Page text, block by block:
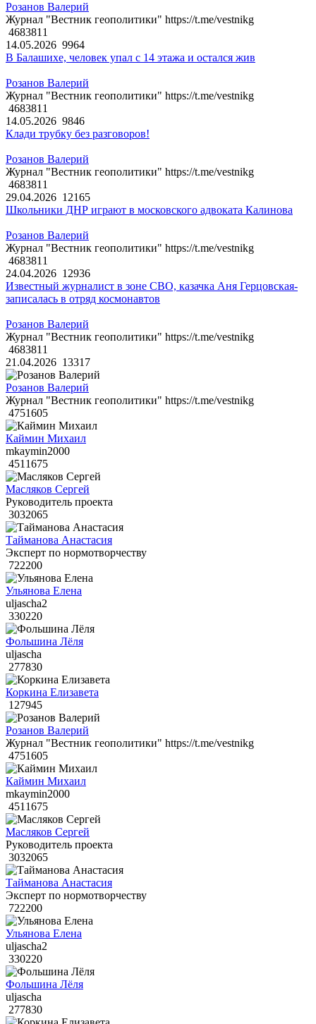
Розанов Валерий
Журнал "Вестник геополитики" https://t.me/vestnikg
4683811
14.05.2026 9964
В Балашихе, человек упал с 14 этажа и остался жив
Розанов Валерий
Журнал "Вестник геополитики" https://t.me/vestnikg
4683811
14.05.2026 9846
Клади трубку без разговоров!
Розанов Валерий
Журнал "Вестник геополитики" https://t.me/vestnikg
4683811
29.04.2026 12165
Школьники ДНР играют в московского адвоката Калинова
Розанов Валерий
Журнал "Вестник геополитики" https://t.me/vestnikg
4683811
24.04.2026 12936
Известный журналист в зоне СВО, казачка Аня Герцовская-
записалась в отряд космонавтов
Розанов Валерий
Журнал "Вестник геополитики" https://t.me/vestnikg
4683811
21.04.2026 13317
Розанов Валерий
Журнал "Вестник геополитики" https://t.me/vestnikg
4751605
Каймин Михаил
mkaymin2000
4511675
Масляков Сергей
Руководитель проекта
3032065
Тайманова Анастасия
Эксперт по нормотворчеству
722200
Ульянова Елена
uljascha2
330220
Фольшина Лёля
uljascha
277830
Коркина Елизавета
127945
Розанов Валерий
Журнал "Вестник геополитики" https://t.me/vestnikg
4751605
Каймин Михаил
mkaymin2000
4511675
Масляков Сергей
Руководитель проекта
3032065
Тайманова Анастасия
Эксперт по нормотворчеству
722200
Ульянова Елена
uljascha2
330220
Фольшина Лёля
uljascha
277830